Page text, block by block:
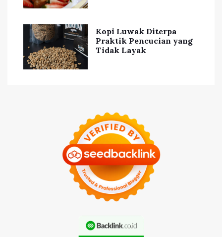
Kopi Luwak Diterpa
Praktik Pencucian yang
Tidak Layak